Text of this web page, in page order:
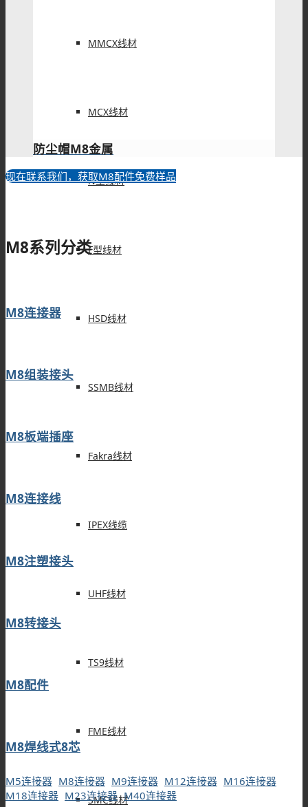
MMCX线材
MCX线材
N型线材
F型线材
HSD线材
SSMB线材
Fakra线材
IPEX线缆
UHF线材
TS9线材
FME线材
SMC线材
防尘帽M8金属
现在联系我们，获取M8配件免费样品
M8系列分类
M8连接器
M8组装接头
M8板端插座
M8连接线
M8注塑接头
M8转接头
M8配件
M8焊线式8芯
M5连接器 M8连接器 M9连接器 M12连接器 M16连接器
M18连接器 M23连接器 M40连接器